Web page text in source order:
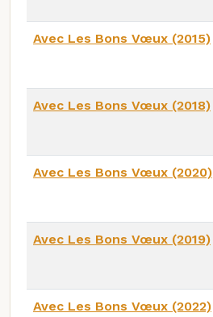
Avec Les Bons Vœux (2015)
Avec Les Bons Vœux (2018)
Avec Les Bons Vœux (2020)
Avec Les Bons Vœux (2019)
Avec Les Bons Vœux (2022)